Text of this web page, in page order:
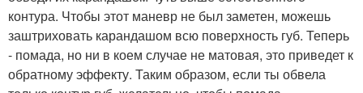
контура. Чтобы этот маневр не был заметен, можешь
заштриховать карандашом всю поверхность губ. Теперь
- помада, но ни в коем случае не матовая, это приведет к
обратному эффекту. Таким образом, если ты обвела